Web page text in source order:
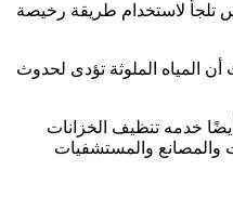
تلجأ لاستخدام طريقة رخيصة
المياه الملوثة تؤدى لحدوث
أيضًا خدمه تنظيف الخزانات
والمصانع والمستشفيات